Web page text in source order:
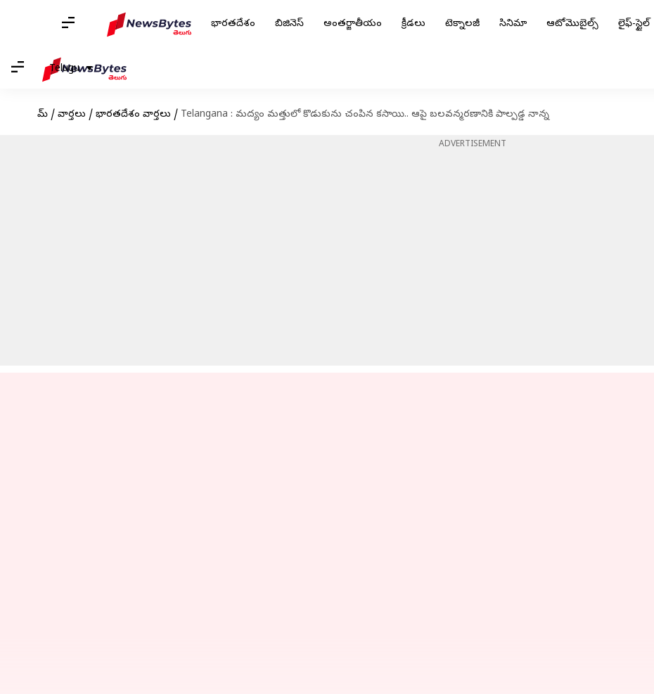
భారతదేశం బిజినెస్ అంతర్జాతీయం క్రీడలు టెక్నాలజీ సినిమా ఆటోమొబైల్స్ లైఫ్-స్టైల్
Telugu
హోమ్ / వార్తలు / భారతదేశం వార్తలు / Telangana : మద్యం మత్తులో కొడుకును చంపిన కసాయి.. ఆపై బలవన్మరణానికి పాల్పడ్డ నాన్న
ADVERTISEMENT